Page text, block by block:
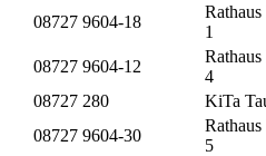
08727 9604-18
1
08727 9604-12
4
08727 280 KiTa
08727 9604-30
5